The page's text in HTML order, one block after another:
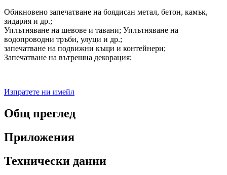
Обикновено запечатване на боядисан метал, бетон, камък,
зидария и др.;
Уплътняване на шевове и тавани; Уплътняване на
водопроводни тръби, улуци и др.;
запечатване на подвижни къщи и контейнери;
Запечатване на вътрешна декорация;
Изпратете ни имейл
Общ преглед
Приложения
Технически данни